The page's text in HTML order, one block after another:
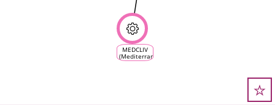
fonctionnalités
de VINEAS
MEDCLIV
(Mediterranean
Climate